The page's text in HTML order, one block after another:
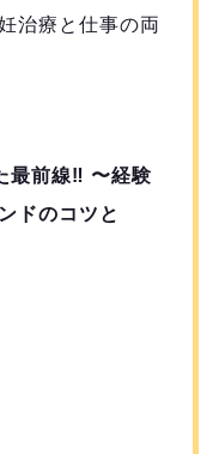
治療と仕事の両
最前線‼︎ 〜経験
ドのコツと